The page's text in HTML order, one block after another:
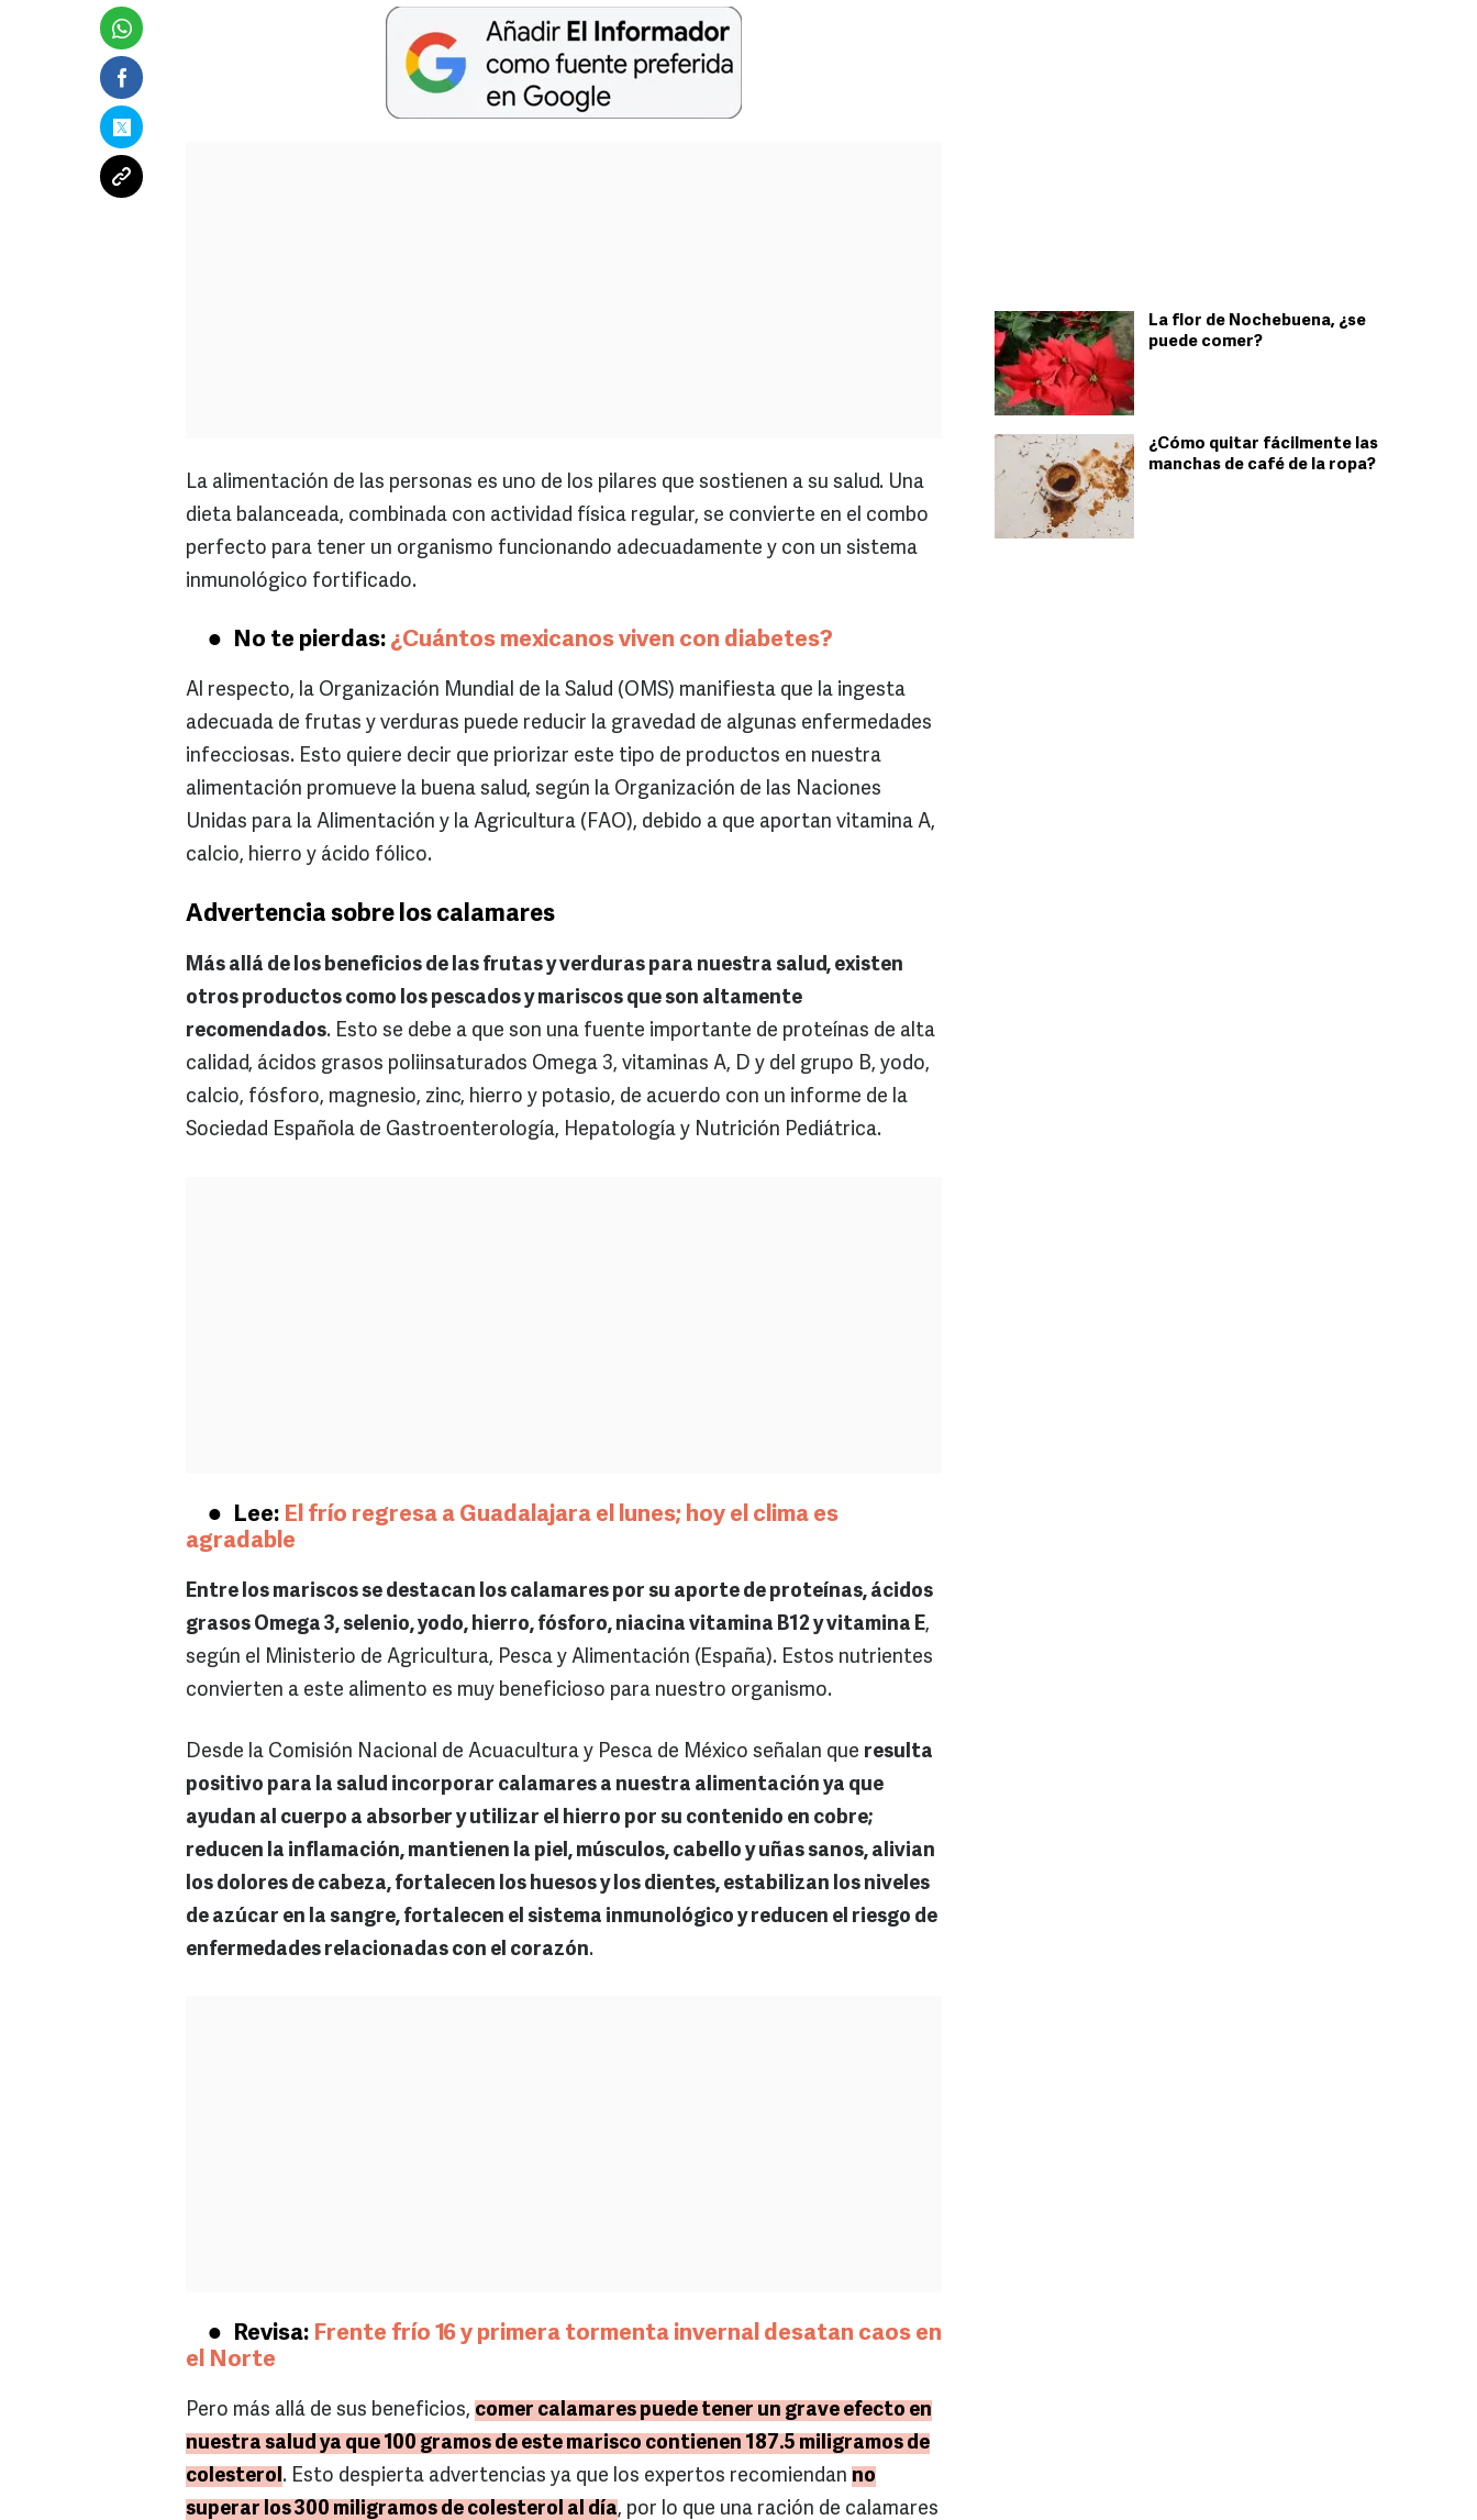
La flor de Nochebuena, ¿se
puede comer?
¿Cómo quitar fácilmente las
manchas de café de la ropa?
La alimentación de las personas es uno de los pilares que sostienen a su salud. Una
dieta balanceada, combinada con actividad física regular, se convierte en el combo
perfecto para tener un organismo funcionando adecuadamente y con un sistema
inmunológico fortificado.
No te pierdas: ¿Cuántos mexicanos viven con diabetes?
Al respecto, la Organización Mundial de la Salud (OMS) manifiesta que la ingesta
adecuada de frutas y verduras puede reducir la gravedad de algunas enfermedades
infecciosas. Esto quiere decir que priorizar este tipo de productos en nuestra
alimentación promueve la buena salud, según la Organización de las Naciones
Unidas para la Alimentación y la Agricultura (FAO), debido a que aportan vitamina A,
calcio, hierro y ácido fólico.
Advertencia sobre los calamares
Más allá de los beneficios de las frutas y verduras para nuestra salud, existen
otros productos como los pescados y mariscos que son altamente
recomendados. Esto se debe a que son una fuente importante de proteínas de alta
calidad, ácidos grasos poliinsaturados Omega 3, vitaminas A, D y del grupo B, yodo,
calcio, fósforo, magnesio, zinc, hierro y potasio, de acuerdo con un informe de la
Sociedad Española de Gastroenterología, Hepatología y Nutrición Pediátrica.
Lee: El frío regresa a Guadalajara el lunes; hoy el clima es
agradable
Entre los mariscos se destacan los calamares por su aporte de proteínas, ácidos
grasos Omega 3, selenio, yodo, hierro, fósforo, niacina vitamina B12 y vitamina E,
según el Ministerio de Agricultura, Pesca y Alimentación (España). Estos nutrientes
convierten a este alimento es muy beneficioso para nuestro organismo.
Desde la Comisión Nacional de Acuacultura y Pesca de México señalan que resulta
positivo para la salud incorporar calamares a nuestra alimentación ya que
ayudan al cuerpo a absorber y utilizar el hierro por su contenido en cobre;
reducen la inflamación, mantienen la piel, músculos, cabello y uñas sanos, alivian
los dolores de cabeza, fortalecen los huesos y los dientes, estabilizan los niveles
de azúcar en la sangre, fortalecen el sistema inmunológico y reducen el riesgo de
enfermedades relacionadas con el corazón.
Revisa: Frente frío 16 y primera tormenta invernal desatan caos en
el Norte
Pero más allá de sus beneficios, comer calamares puede tener un grave efecto en
nuestra salud ya que 100 gramos de este marisco contienen 187.5 miligramos de
colesterol. Esto despierta advertencias ya que los expertos recomiendan no
superar los 300 miligramos de colesterol al día, por lo que una ración de calamares